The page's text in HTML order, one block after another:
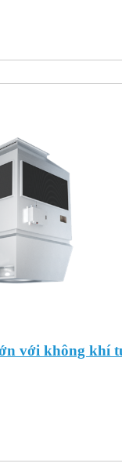
với không khí